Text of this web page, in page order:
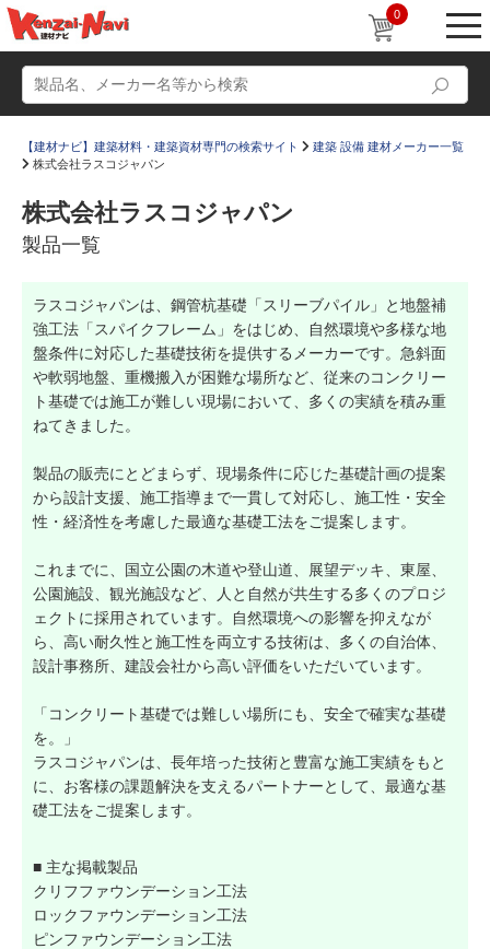
0
かたなび コラム
すまいリング 設計士インタビュー
Q＆A 販売・施工代理店募集
お気に入り
【建材ナビ】建築材料・建築資材専門の検索サイト
建築 設備 建材メーカー一覧
株式会社ラスコジャパン
株式会社ラスコジャパン
製品一覧
ラスコジャパンは、鋼管杭基礎「スリーブパイル」と地盤補
強工法「スパイクフレーム」をはじめ、自然環境や多様な地
盤条件に対応した基礎技術を提供するメーカーです。急斜面
や軟弱地盤、重機搬入が困難な場所など、従来のコンクリー
ト基礎では施工が難しい現場において、多くの実績を積み重
ねてきました。
製品の販売にとどまらず、現場条件に応じた基礎計画の提案
から設計支援、施工指導まで一貫して対応し、施工性・安全
性・経済性を考慮した最適な基礎工法をご提案します。
これまでに、国立公園の木道や登山道、展望デッキ、東屋、
公園施設、観光施設など、人と自然が共生する多くのプロジ
ェクトに採用されています。自然環境への影響を抑えなが
ら、高い耐久性と施工性を両立する技術は、多くの自治体、
設計事務所、建設会社から高い評価をいただいています。
「コンクリート基礎では難しい場所にも、安全で確実な基礎
を。」
ラスコジャパンは、長年培った技術と豊富な施工実績をもと
に、お客様の課題解決を支えるパートナーとして、最適な基
礎工法をご提案します。
■ 主な掲載製品
クリフファウンデーション工法
ロックファウンデーション工法
ピンファウンデーション工法